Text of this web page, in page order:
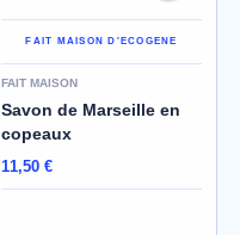
FAIT MAISON D'ECOGENE
FAIT MAISON
Savon de Marseille en
copeaux
11,50 €